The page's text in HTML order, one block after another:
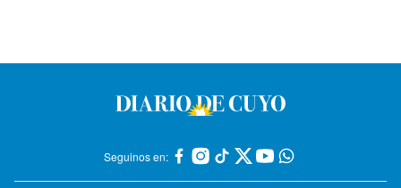
Seguinos en: